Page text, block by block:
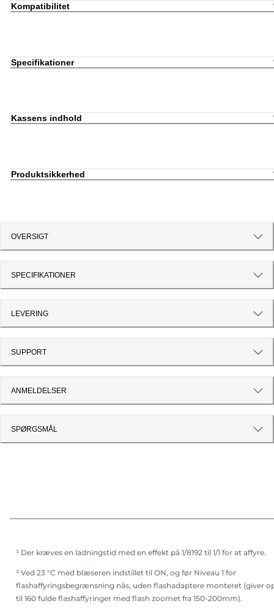
Kompatibilitet
Specifikationer
Kassens indhold
Produktsikkerhed
OVERSIGT
SPECIFIKATIONER
LEVERING
SUPPORT
ANMELDELSER
SPØRGSMÅL
¹ Der kræves en ladningstid med en effekt på 1/8192 til 1/1 for at affyre.
² Ved 23 °C med blæseren indstillet til ON, og før Niveau 1 for
flashaffyringsbegrænsning nås, uden flashadaptere monteret (giver
til 160 fulde flashaffyringer med flash zoomet fra 150-200mm).